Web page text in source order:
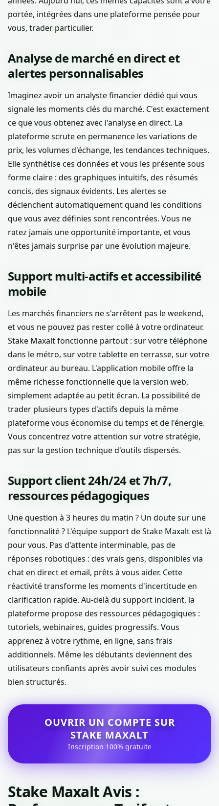
portée, intégrées dans une plateforme pensée pour
vous, trader particulier.
Analyse de marché en direct et
alertes personnalisables
Imaginez avoir un analyste financier dédié qui vous
signale les moments clés du marché. C'est exactement
ce que vous obtenez avec l'analyse en direct. La
plateforme scrute en permanence les variations de
prix, les volumes d'échange, les tendances techniques.
Elle synthétise ces données et vous les présente sous
forme claire : des graphiques intuitifs, des résumés
concis, des signaux évidents. Les alertes se
déclenchent automatiquement quand les conditions
que vous avez définies sont rencontrées. Vous ne
ratez jamais une opportunité importante, et vous
n'êtes jamais surprise par une évolution majeure.
Support multi-actifs et accessibilité
mobile
Les marchés financiers ne s'arrêtent pas le weekend,
et vous ne pouvez pas rester collé à votre ordinateur.
Stake Maxalt fonctionne partout : sur votre téléphone
dans le métro, sur votre tablette en terrasse, sur votre
ordinateur au bureau. L'application mobile offre la
même richesse fonctionnelle que la version web,
simplement adaptée au petit écran. La possibilité de
trader plusieurs types d'actifs depuis la même
plateforme vous économise du temps et de l'énergie.
Vous concentrez votre attention sur votre stratégie,
pas sur la gestion technique d'outils dispersés.
Support client 24h/24 et 7h/7,
ressources pédagogiques
Une question à 3 heures du matin ? Un doute sur une
fonctionnalité ? L'équipe support de Stake Maxalt est là
pour vous. Pas d'attente interminable, pas de
réponses robotiques : des vrais gens, disponibles via
chat en direct et email, prêts à vous aider. Cette
réactivité transforme les moments d'incertitude en
clarification rapide. Au-delà du support incident, la
plateforme propose des ressources pédagogiques :
tutoriels, webinaires, guides progressifs. Vous
apprenez à votre rythme, en ligne, sans frais
additionnels. Même les débutants deviennent des
utilisateurs confiants après avoir suivi ces modules
bien structurés.
OUVRIR UN COMPTE SUR
STAKE MAXALT
Inscription 100% gratuite
Stake Maxalt Avis :